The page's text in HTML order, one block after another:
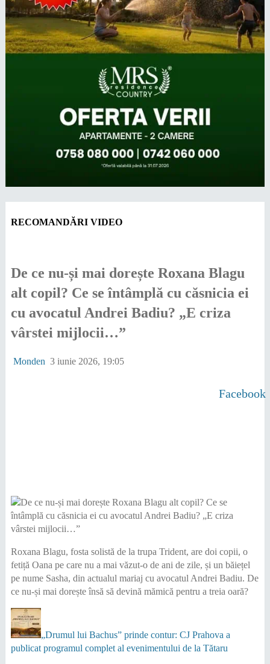
RECOMANDĂRI VIDEO
De ce nu-și mai dorește Roxana Blagu
alt copil? Ce se întâmplă cu căsnicia ei
cu avocatul Andrei Badiu? „E criza
vârstei mijlocii…”
Monden 3 iunie 2026, 19:05
Facebook
Roxana Blagu, fosta solistă de la trupa Trident, are doi copii, o
fetiță Oana pe care nu a mai văzut-o de ani de zile, și un băiețel
pe nume Sasha, din actualul mariaj cu avocatul Andrei Badiu. De
ce nu-și mai dorește însă să devină mămică pentru a treia oară?
„Drumul lui Bachus” prinde contur: CJ Prahova a
publicat programul complet al evenimentului de la Tătaru